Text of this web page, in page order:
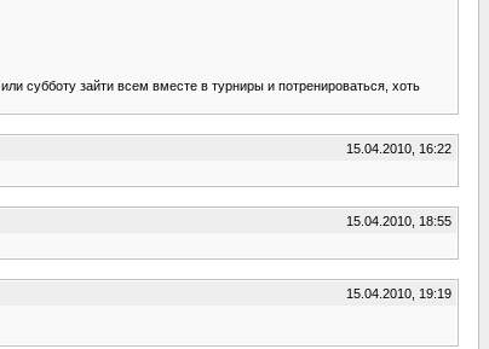
субботу зайти всем вместе в турниры и потренироваться, хоть
15.04.2010, 16:22
15.04.2010, 18:55
15.04.2010, 19:19